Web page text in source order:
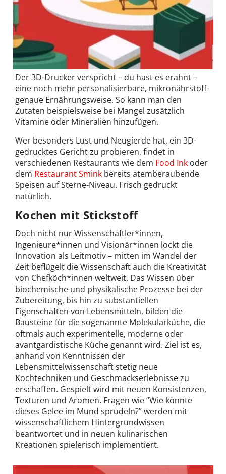
Der 3D-Drucker verspricht – du hast es erahnt –
eine noch mehr personalisierbare, mikronährstoff-
genaue Ernährungsweise. So kann man den
Zutaten beispielsweise bei Mangel zusätzlich
Vitamine oder Mineralien hinzufügen.
Wer besonders Lust und Neugierde hat, ein 3D-
gedrucktes Gericht zu probieren, findet in
verschiedenen Restaurants wie dem Food Ink oder
dem Restaurant Smink bereits atemberaubende
Speisen auf Sterne-Niveau. Frisch gedruckt
natürlich.
Kochen mit Stickstoff
Doch nicht nur Wissenschaftler*innen,
Ingenieure*innen und Visionär*innen lockt die
Innovation als Leitmotiv – mitten im Wandel der
Zeit beflügelt die Wissenschaft auch die Kreativität
von Chefköch*innen weltweit. Das Wissen über
biochemische und physikalische Prozesse bei der
Zubereitung, bis hin zu substantiellen
Eigenschaften von Lebensmitteln, bilden die
Bausteine für die sogenannte Molekularküche, die
oftmals auch experimentelle, moderne oder
avantgardistische Küche genannt wird. Ziel ist es,
anhand von Kenntnissen der
Lebensmittelwissenschaft stetig neue
Kochtechniken und Geschmackserlebnisse zu
erschaffen. Gespielt wird mit neuen Konsistenzen,
Texturen und Aromen. Fragen wie “Wie könnte
dieses Gelee im Mund sprudeln?” werden mit
wissenschaftlichem Hintergrundwissen
beantwortet und in neuen kulinarischen
Kreationen spielerisch implementiert.